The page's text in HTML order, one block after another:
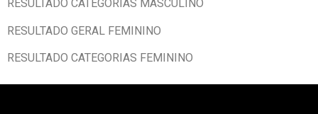
RESULTADO CATEGORIAS MASCULINO
RESULTADO GERAL FEMININO
RESULTADO CATEGORIAS FEMININO